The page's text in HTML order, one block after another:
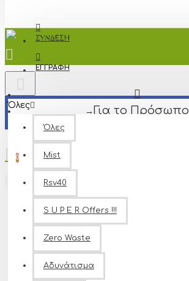
ΣΎΝΔΕΣΗ
ΕΓΓΡΑΦΉ
Όλες
Όλες
Mist
Rsv40
S U P E R Offers !!!
Zero Waste
Αδυνάτισμα
0
Το καλάθι αγορών είναι άδειο!
Για το Πρόσωπο
Ταξινόμηση:
Εμφάνιση: